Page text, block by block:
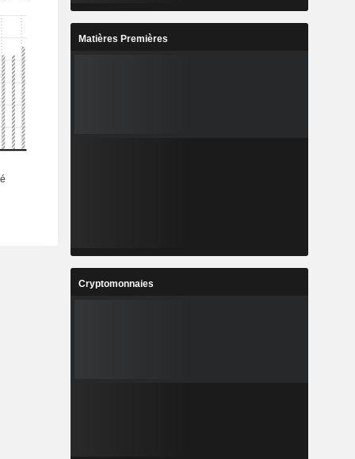
Matières Premières
Cryptomonnaies